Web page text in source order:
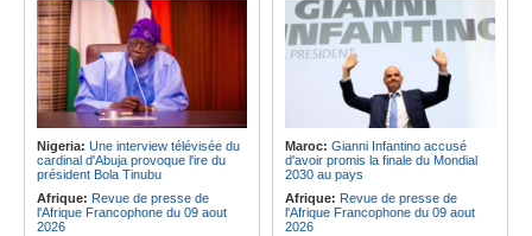
Congo-Brazzaville:
Lutte contre
les épidémies - Les employés de la
maison de retraite Kambissi en
formation
Congo-Brazzaville:Distinction -
Darrel Ornelle Elion Assiana promue
maître-assistant Cames
Afrique:Naomi Eto (Cameroun) - «
Face au Nigeria, nous donnerons
tout sur le terrain. »
Cameroun:Ngoh Ngoh, l'homme
qui signe à la place de Biya
Ethiopie: « Le renforcement des
capacités de l'armée de l'air
éthiopienne consolide la dissuasion
nationale », déclare le commandant
en second
Afrique de l'Est:« Les dirigeants
érythréens font obstacle à la stabilité
et au développement de la région »,
selon un professeur de l'université
d'Uppsala
Ile Maurice:Dharam Gokhool -
«Kan mo vinn prezidan mo pa okip
mo sekirite»
Ile Maurice:
Chetan Baboolall - Le
Nigeria: Une interview télévisée du
cardinal d'Abuja provoque l'ire du
président Bola Tinubu
Afrique: Revue de presse de
l'Afrique Francophone du 09 aout
2026
Maroc: Gianni Infantino accusé
d'avoir promis la finale du Mondial
2030 au pays
Afrique: Revue de presse de
l'Afrique Francophone du 09 aout
2026